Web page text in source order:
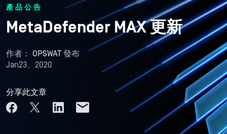
產品公告
MetaDefender MAX 更新
作者： OPSWAT 發布
Jan23、2020
分享此文章